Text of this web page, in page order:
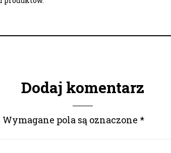
Dodaj komentarz
Wymagane pola są oznaczone *